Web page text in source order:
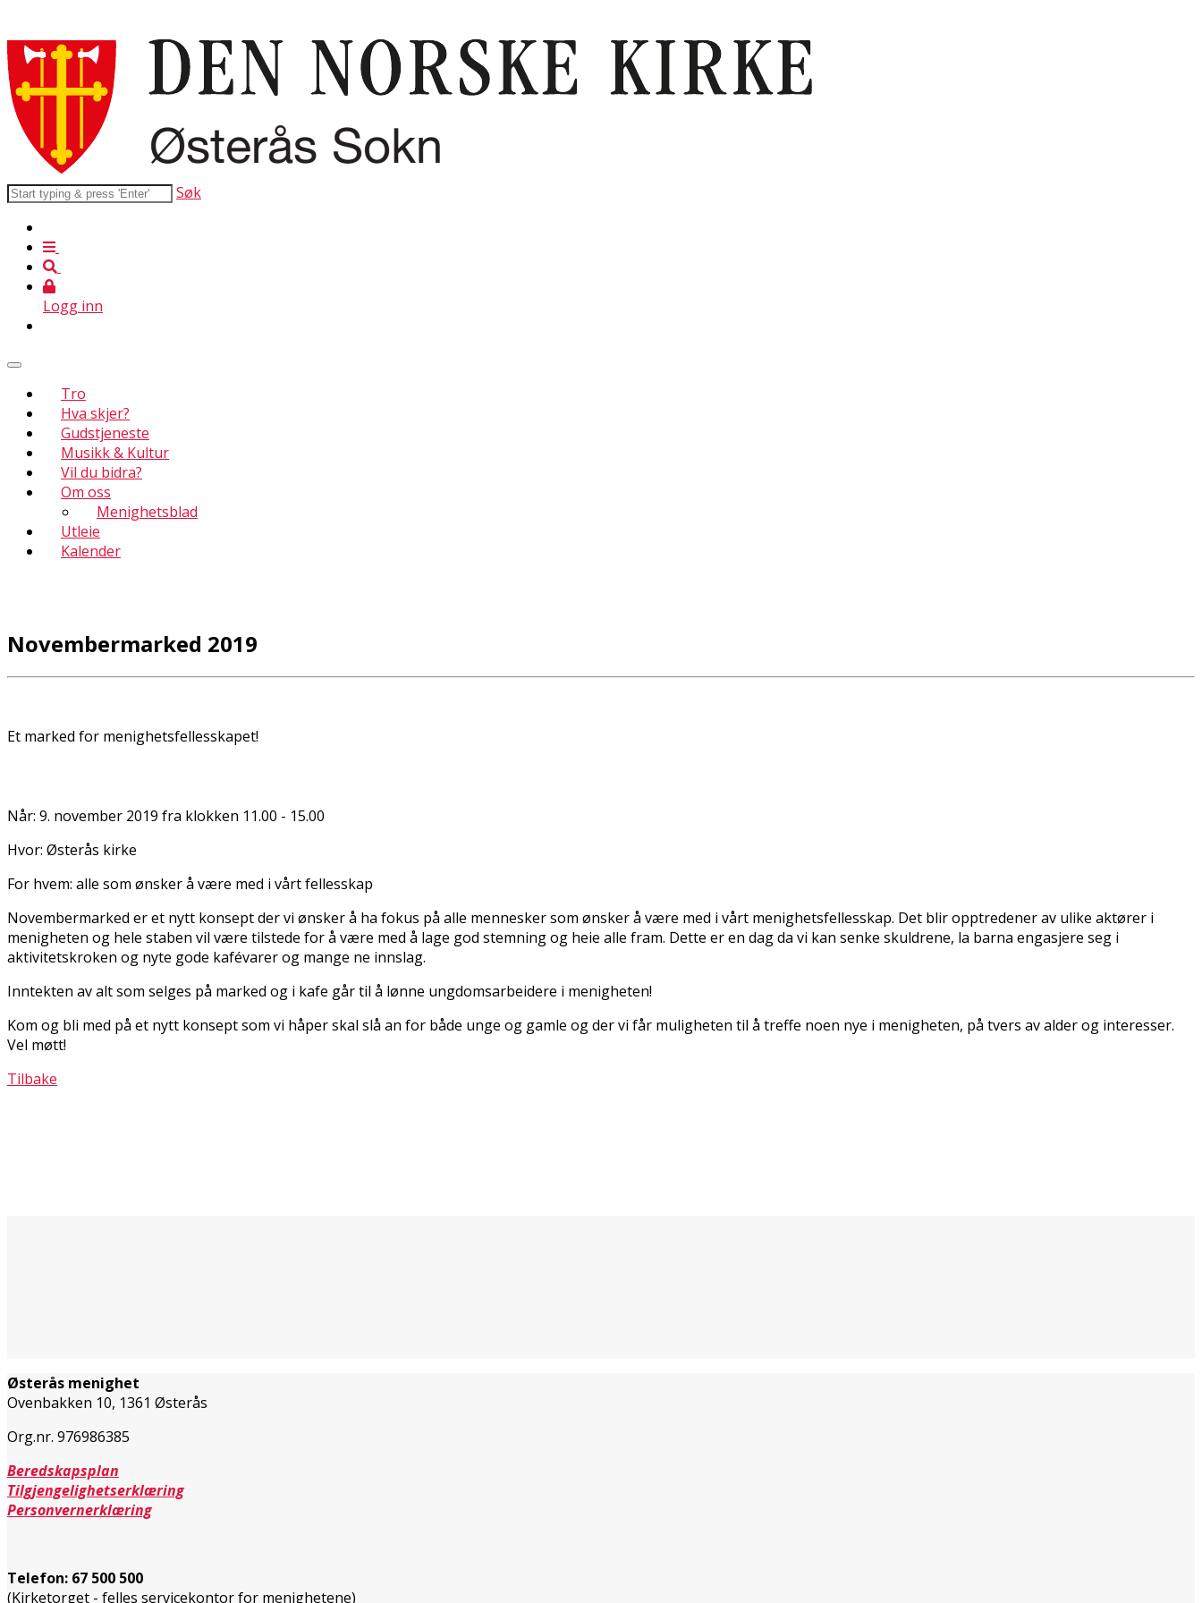
Søk
Logg inn
Tro
Hva skjer?
Gudstjeneste
Musikk & Kultur
Vil du bidra?
Om oss
Menighetsblad
Utleie
Kalender
Novembermarked 2019
Et marked for menighetsfellesskapet!
Når: 9. november 2019 fra klokken 11.00 - 15.00
Hvor: Østerås kirke
For hvem: alle som ønsker å være med i vårt fellesskap
Novembermarked er et nytt konsept der vi ønsker å ha fokus på alle mennesker som ønsker å være med i vårt menighetsfellesskap. Det blir opptredener av ulike aktører i
menigheten og hele staben vil være tilstede for å være med å lage god stemning og heie alle fram. Dette er en dag da vi kan senke skuldrene, la barna engasjere seg i
aktivitetskroken og nyte gode kafévarer og mange fine innslag.
Inntekten av alt som selges på marked og i kafe går til å lønne ungdomsarbeidere i menigheten!
Kom og bli med på et nytt konsept som vi håper skal slå an for både unge og gamle og der vi får muligheten til å treffe noen nye i menigheten, på tvers av alder og interesser.
Vel møtt!
Tilbake
Østerås menighet
Ovenbakken 10, 1361 Østerås
Org.nr. 976986385
Beredskapsplan
Tilgjengelighetserklæring
Personvernerklæring
Telefon: 67 500 500
(Kirketorget - felles servicekontor for menighetene)